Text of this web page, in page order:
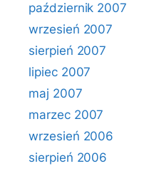
październik 2007
wrzesień 2007
sierpień 2007
lipiec 2007
maj 2007
marzec 2007
wrzesień 2006
sierpień 2006